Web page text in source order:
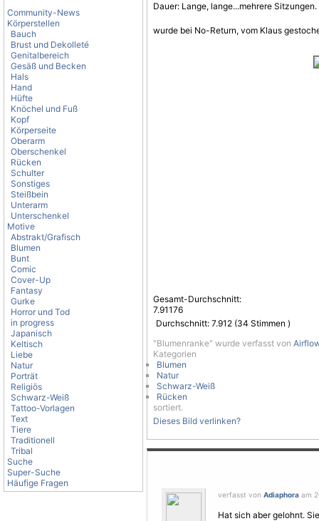
Community-News
Körperstellen
Bauch
Brust und Dekolleté
Genitalbereich
Gesäß und Becken
Hals
Hand
Hüfte
Knöchel und Fuß
Kopf
Körperseite
Oberarm
Oberschenkel
Rücken
Schulter
Sonstiges
Steißbein
Unterarm
Unterschenkel
Motive
Abstrakt/Grafisch
Blumen
Bunt
Comic
Cover-Up
Fantasy
Gurke
Horror und Tod
in progress
Japanisch
Keltisch
Liebe
Natur
Porträt
Religiös
Schwarz-Weiß
Tattoo-Vorlagen
Text
Tiere
Traditionell
Tribal
Suche
Super-Suche
Häufige Fragen
Dauer: Lange, lange...mehrere Sitzungen.
wurde bei No-Return, vom Klaus
Gesamt-Durchschnitt:
7.91176
Durchschnitt: 7.912 (34 Stimmen )
"Blumenranke" wurde verfasst von
Kategorien
Blumen
Natur
Schwarz-Weiß
Rücken
sortiert.
Dieses Bild verlinken?
verfasst von Adiaphora am
Hat sich aber gelohnt.